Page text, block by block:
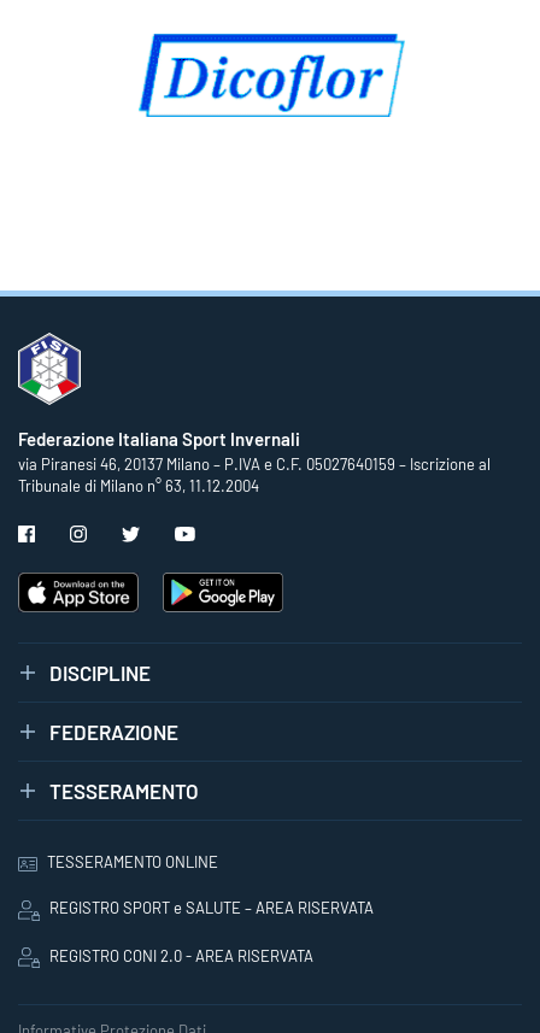
Federazione Italiana Sport Invernali
via Piranesi 46, 20137 Milano – P.IVA e C.F. 05027640159 – Iscrizione al
Tribunale di Milano n° 63, 11.12.2004
DISCIPLINE
FEDERAZIONE
TESSERAMENTO
TESSERAMENTO ONLINE
REGISTRO SPORT e SALUTE – AREA RISERVATA
REGISTRO CONI 2.0 - AREA RISERVATA